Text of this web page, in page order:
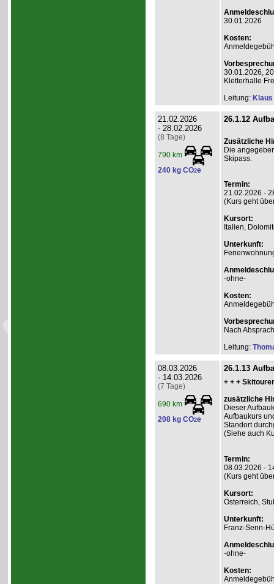
30.01.2026
Kosten:
30.01.2026,
Kletterhalle
Leitung:
21.02.2026
- 28.02.2026
(8 Tage)
790 km
240 kg CO2e
26.1.12
Zusätzliche
Die
Skipass.
Termin:
21.02.2026 -
(Kurs geht
Kursort:
Italien,
Unterkunft:
-ohne-
Kosten:
Nach
Leitung:
08.03.2026
- 14.03.2026
(7 Tage)
690 km
208 kg CO2e
26.1.13
+ + +
zusätzliche
Dieser
Aufbaukurs
Standort
(Siehe auch
Termin:
08.03.2026 -
(Kurs geht
Kursort:
Österreich,
Unterkunft:
Franz-Senn-
-ohne-
Kosten: